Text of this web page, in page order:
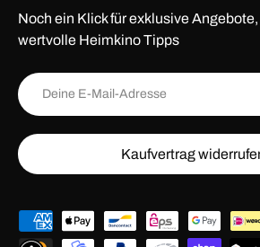
Noch ein Klick für exklusive
wertvolle Heimkino Tipps
E-Mail
Kaufvertrag
Zahlungsmethoden